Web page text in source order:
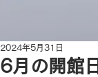
6月の開館日
2024年5月31日